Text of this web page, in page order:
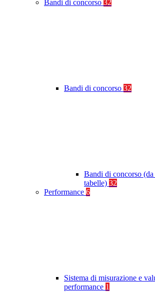
Bandi di concorso 32
Bandi di concorso 32
Bandi di concorso
tabelle) 32
Performance 6
Sistema di misurazione e
performance 1